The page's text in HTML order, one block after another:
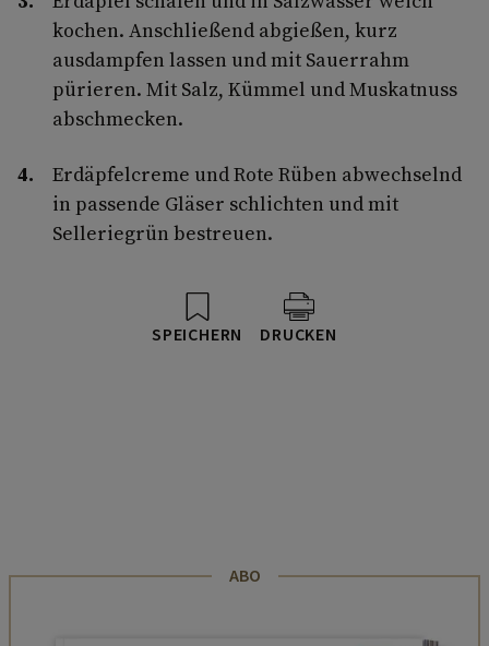
kochen. Anschließend abgießen, kurz
ausdampfen lassen und mit Sauerrahm
pürieren. Mit Salz, Kümmel und Muskatnuss
abschmecken.
Erdäpfelcreme und Rote Rüben abwechselnd
in passende Gläser schlichten und mit
Selleriegrün bestreuen.
SPEICHERN DRUCKEN
ABO